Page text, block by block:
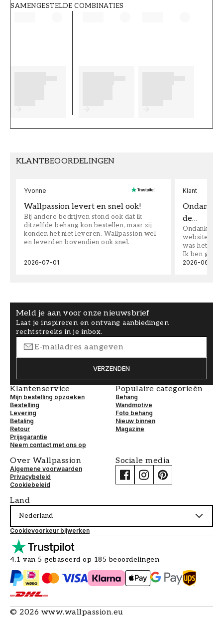
SAMENGESTELDE COMBINATIES
KLANTBEOORDELINGEN
Yvonne
Wallpassion levert en snel ook!
Bij andere bedrijven stond ook dat ik
ditzelfde behang kon bestellen, maar zij
konden het niet leveren. Wallpassion wel
en leverden bovendien ook snel.
2026-07-01
Klant
Ondanks
de…
Ondanks
website
was het
Ik ben
2026-06-08
Meld je aan voor onze nieuwsbrief
Laat je inspireren en ontvang aanbiedingen
rechtstreeks in je inbox.
VERZENDEN
Klantenservice
Mijn bestelling opzoeken
Bestelling
Levering
Betaling
Retour
Prijsgarantie
Neem contact met ons op
Populaire categorieën
Behang
Wandmotive
Foto behang
Nieuw binnen
Magazine
Over Wallpassion
Algemene voorwaarden
Privacybeleid
Cookiebeleid
Sociale media
Land
Nederland
Cookievoorkeur bijwerken
4.1 van 5 gebaseerd op 185 beoordelingen
© 2026 www.wallpassion.eu